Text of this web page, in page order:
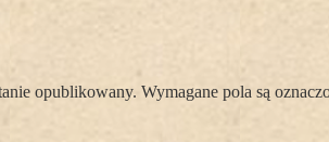
opublikowany. Wymagane pola są